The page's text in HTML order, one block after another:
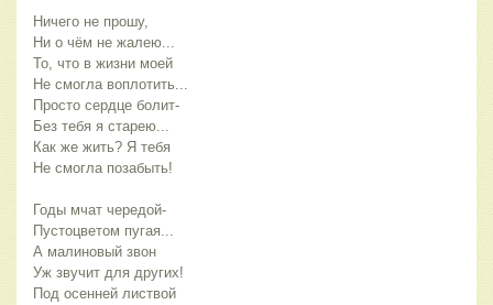
Ничего не прошу,
Ни о чём не жалею...
То, что в жизни моей
Не смогла воплотить...
Просто сердце болит-
Без тебя я старею...
Как же жить? Я тебя
Не смогла позабыть!
Годы мчат чередой-
Пустоцветом пугая...
А малиновый звон
Уж звучит для других!
Под осенней листвой